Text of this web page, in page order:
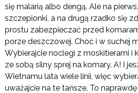
się malarią albo dengą. Ale na
szczepionki, a na drugą rzadko się
prostu zabezpieczać przed
porze deszczowej. Choć i w suchej
Wybierajcie noclegi z moskitierami i
ze sobą silny sprej na komary. A! I
Wietnamu lata wiele linii, więc
uważajcie na te tańsze. To